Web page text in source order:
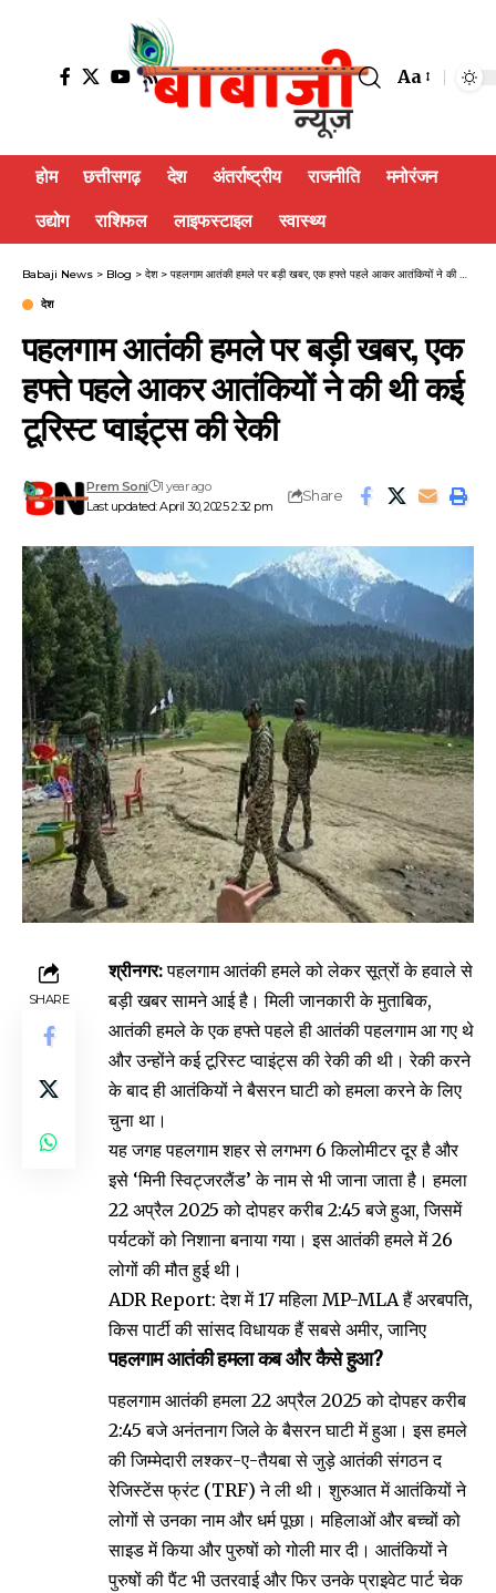
Aa
होम छत्तीसगढ़ देश अंतर्राष्ट्रीय राजनीति मनोरंजन
उद्योग राशिफल लाइफस्टाइल स्वास्थ्य
Babaji News > Blog > देश> पहलगाम आतंकी हमले पर बड़ी खबर, एक हफ्ते पहले आकर आतंकियों ने की थी कई टूरिस्ट प्वाइंट्स की रेकी
देश
पहलगाम आतंकी हमले पर बड़ी खबर, एक
हफ्ते पहले आकर आतंकियों ने की थी कई
टूरिस्ट प्वाइंट्स की रेकी
Last updated: April 30, 2025 2:32 pm
Prem Soni 1 year ago
Share
SHARE
श्रीनगर:पहलगाम आतंकी हमले को लेकर सूत्रों के हवाले से
बड़ी खबर सामने आई है। मिली जानकारी के मुताबिक,
आतंकी हमले के एक हफ्ते पहले ही आतंकी पहलगाम आ गए थे
और उन्होंने कई टूरिस्ट प्वाइंट्स की रेकी की थी। रेकी करने
के बाद ही आतंकियों ने बैसरन घाटी को हमला करने के लिए
चुना था।
यह जगह पहलगाम शहर से लगभग 6 किलोमीटर दूर है और
इसे ‘मिनी स्विट्जरलैंड’ के नाम से भी जाना जाता है। हमला
22 अप्रैल 2025 को दोपहर करीब 2:45 बजे हुआ, जिसमें
पर्यटकों को निशाना बनाया गया। इस आतंकी हमले में 26
लोगों की मौत हुई थी।
ADR Report: देश में 17 महिला MP-MLA हैं अरबपति,
किस पार्टी की सांसद विधायक हैं सबसे अमीर, जानिए
पहलगाम आतंकी हमला कब और कैसे हुआ?
पहलगाम आतंकी हमला 22 अप्रैल 2025 को दोपहर करीब
2:45 बजे अनंतनाग जिले के बैसरन घाटी में हुआ। इस हमले
की जिम्मेदारी लश्कर-ए-तैयबा से जुड़े आतंकी संगठन द
रेजिस्टेंस फ्रंट (TRF) ने ली थी। शुरुआत में आतंकियों ने
लोगों से उनका नाम और धर्म पूछा। महिलाओं और बच्चों को
साइड में किया और पुरुषों को गोली मार दी। आतंकियों ने
पुरुषों की पैंट भी उतरवाई और फिर उनके प्राइवेट पार्ट चेक